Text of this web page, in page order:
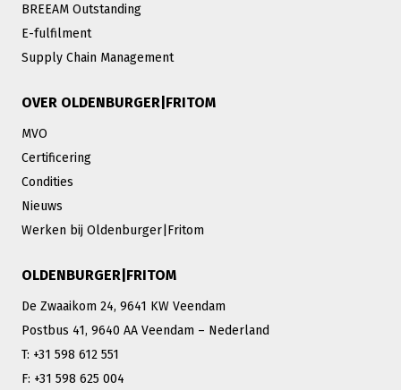
BREEAM Outstanding
E-fulfilment
Supply Chain Management
OVER OLDENBURGER|FRITOM
MVO
Certificering
Condities
Nieuws
Werken bij Oldenburger|Fritom
OLDENBURGER|FRITOM
De Zwaaikom 24, 9641 KW Veendam
Postbus 41, 9640 AA Veendam – Nederland
T: +31 598 612 551
F: +31 598 625 004